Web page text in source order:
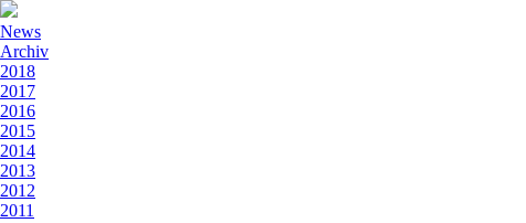
News
Archiv
2018
2017
2016
2015
2014
2013
2012
2011